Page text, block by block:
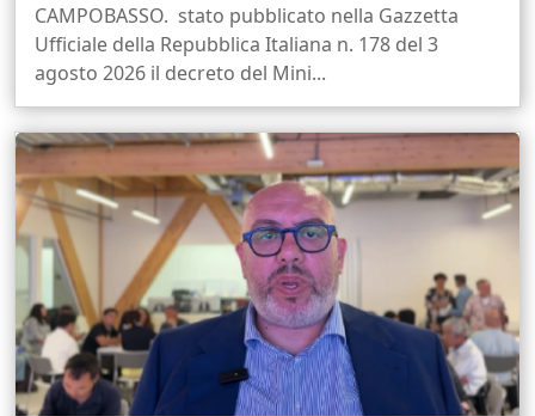
CAMPOBASSO. stato pubblicato nella Gazzetta
Ufficiale della Repubblica Italiana n. 178 del 3
agosto 2026 il decreto del Mini...